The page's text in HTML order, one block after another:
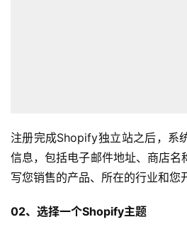
注册完成Shopify独立站之后，系
信息，包括电子邮件地址、商店名
写您销售的产品、所在的行业和您
02、选择一个Shopify主题